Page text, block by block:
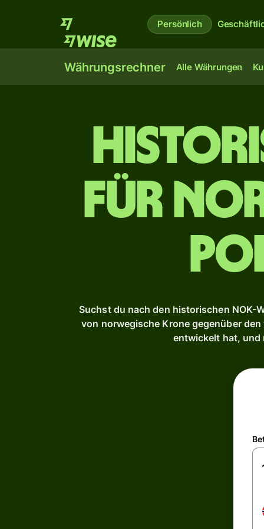
Persönlich
Währungsrechner Alle Währungen
für
Suchst du nach den historischen NOK-
von norwegische Krone gegenüber
entwickelt hat, und